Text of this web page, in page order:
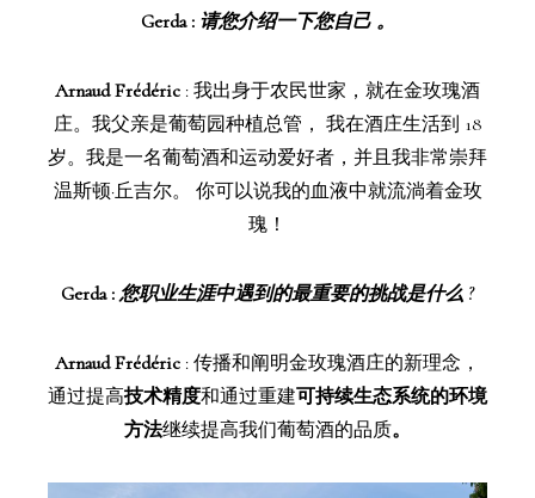
Gerda : 请您介绍一下您自己 。
Arnaud Frédéric : 我出身于农民世家，就在金玫瑰酒
庄。我父亲是葡萄园种植总管， 我在酒庄生活到 18
岁。我是一名葡萄酒和运动爱好者，并且我非常崇拜
温斯顿·丘吉尔。 你可以说我的血液中就流淌着金玫
瑰！
Gerda :您职业生涯中遇到的最重要的挑战是什么 ?
Arnaud Frédéric : 传播和阐明金玫瑰酒庄的新理念，
通过提高技术精度和通过重建可持续生态系统的环境
方法继续提高我们葡萄酒的品质。